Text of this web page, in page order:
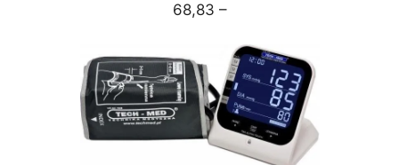
68,83 –